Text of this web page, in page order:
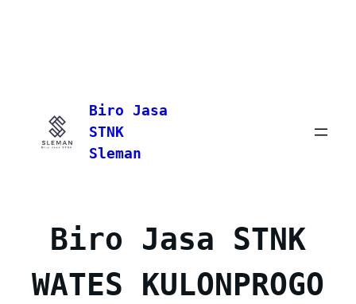
content
Biro Jasa
STNK
Sleman
Biro Jasa STNK
WATES KULONPROGO